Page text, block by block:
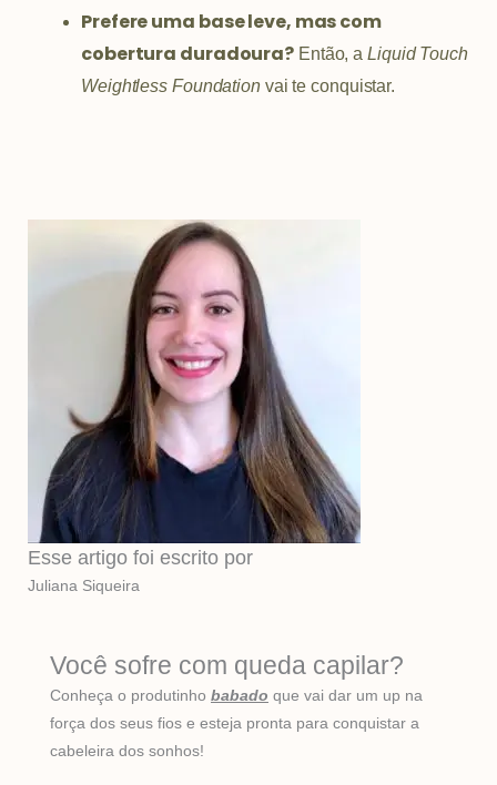
Prefere uma base leve, mas com
cobertura duradoura? Então, a Liquid Touch
Weightless Foundationvai te conquistar.
Esse artigo foi escrito por
Juliana Siqueira
Você sofre com queda capilar?
Conheça o produtinho babado que vai dar um up na
força dos seus fios e esteja pronta para conquistar a
cabeleira dos sonhos!